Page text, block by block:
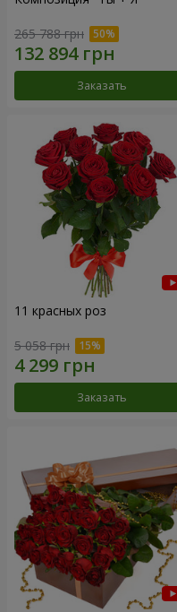
265 788 грн
Заказать
11 красных роз
5 058 грн
Заказать